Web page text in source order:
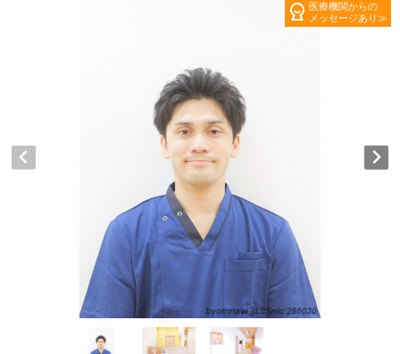
医療機関からの
メッセージあり